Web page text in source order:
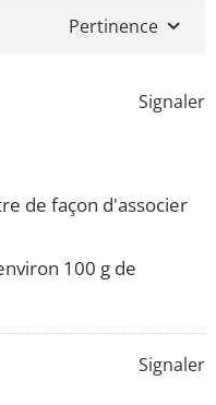
Pertinence
Signaler
de façon d'associer
100 g de
Signaler